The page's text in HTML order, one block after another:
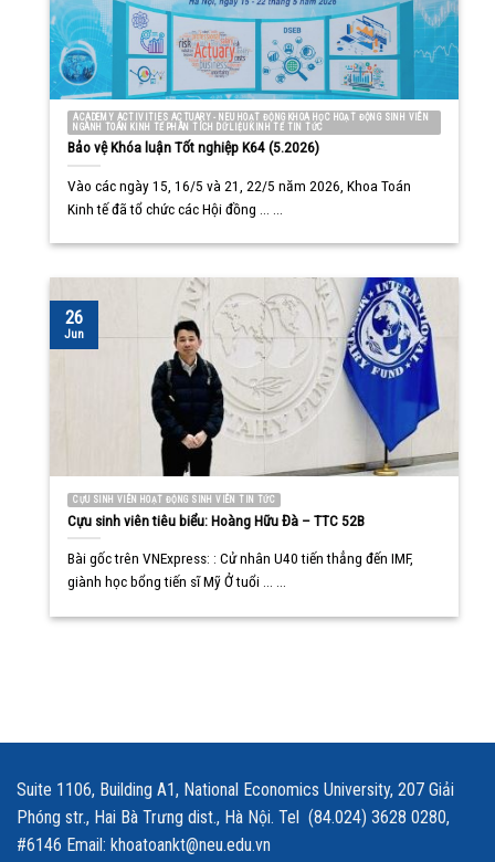
ACADEMY ACTIVITIES ACTUARY - NEU HOẠT ĐỘNG KHOA HỌC HOẠT ĐỘNG SINH VIÊN
NGÀNH TOÁN KINH TẾ PHÂN TÍCH DỮ LIỆU KINH TẾ TIN TỨC
Bảo vệ Khóa luận Tốt nghiệp K64 (5.2026)
Vào các ngày 15, 16/5 và 21, 22/5 năm 2026, Khoa Toán
Kinh tế đã tổ chức các Hội đồng ... ...
CỰU SINH VIÊN HOẠT ĐỘNG SINH VIÊN TIN TỨC
Cựu sinh viên tiêu biểu: Hoàng Hữu Đà – TTC 52B
Bài gốc trên VNExpress: : Cử nhân U40 tiến thẳng đến IMF,
giành học bổng tiến sĩ Mỹ Ở tuổi ... ...
26
Jun
Suite 1106, Building A1, National Economics University, 207 Giải
Phóng str., Hai Bà Trưng dist., Hà Nội. Tel (84.024) 3628 0280,
#6146 Email: khoatoankt@neu.edu.vn